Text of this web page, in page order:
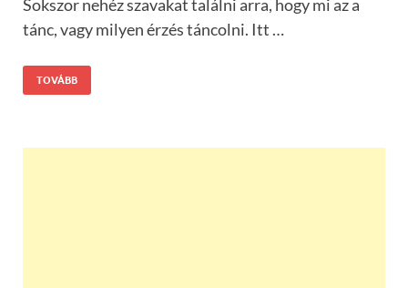
Sokszor nehéz szavakat találni arra, hogy mi az a
tánc, vagy milyen érzés táncolni. Itt …
TOVÁBB